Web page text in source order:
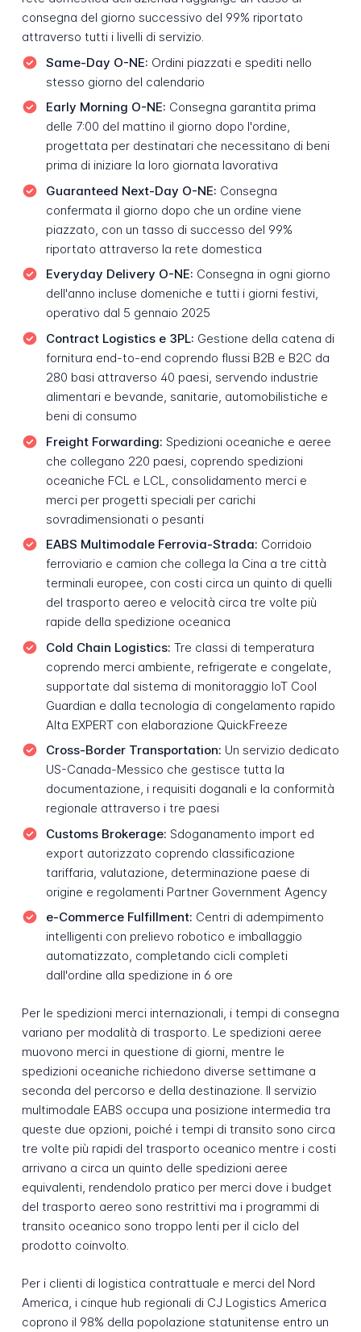
consegna del giorno successivo del 99% riportato
attraverso tutti i livelli di servizio.
Same-Day O-NE: Ordini piazzati e spediti nello
stesso giorno del calendario
Early Morning O-NE: Consegna garantita prima
delle 7:00 del mattino il giorno dopo l'ordine,
progettata per destinatari che necessitano di beni
prima di iniziare la loro giornata lavorativa
Guaranteed Next-Day O-NE: Consegna
confermata il giorno dopo che un ordine viene
piazzato, con un tasso di successo del 99%
riportato attraverso la rete domestica
Everyday Delivery O-NE: Consegna in ogni giorno
dell'anno incluse domeniche e tutti i giorni festivi,
operativo dal 5 gennaio 2025
Contract Logistics e 3PL: Gestione della catena di
fornitura end-to-end coprendo flussi B2B e B2C da
280 basi attraverso 40 paesi, servendo industrie
alimentari e bevande, sanitarie, automobilistiche e
beni di consumo
Freight Forwarding: Spedizioni oceaniche e aeree
che collegano 220 paesi, coprendo spedizioni
oceaniche FCL e LCL, consolidamento merci e
merci per progetti speciali per carichi
sovradimensionati o pesanti
EABS Multimodale Ferrovia-Strada: Corridoio
ferroviario e camion che collega la Cina a tre città
terminali europee, con costi circa un quinto di quelli
del trasporto aereo e velocità circa tre volte più
rapide della spedizione oceanica
Cold Chain Logistics: Tre classi di temperatura
coprendo merci ambiente, refrigerate e congelate,
supportate dal sistema di monitoraggio IoT Cool
Guardian e dalla tecnologia di congelamento rapido
Alta EXPERT con elaborazione QuickFreeze
Cross-Border Transportation: Un servizio dedicato
US-Canada-Messico che gestisce tutta la
documentazione, i requisiti doganali e la conformità
regionale attraverso i tre paesi
Customs Brokerage: Sdoganamento import ed
export autorizzato coprendo classificazione
tariffaria, valutazione, determinazione paese di
origine e regolamenti Partner Government Agency
e-Commerce Fulfillment: Centri di adempimento
intelligenti con prelievo robotico e imballaggio
automatizzato, completando cicli completi
dall'ordine alla spedizione in 6 ore
Per le spedizioni merci internazionali, i tempi di consegna
variano per modalità di trasporto. Le spedizioni aeree
muovono merci in questione di giorni, mentre le
spedizioni oceaniche richiedono diverse settimane a
seconda del percorso e della destinazione. Il servizio
multimodale EABS occupa una posizione intermedia tra
queste due opzioni, poiché i tempi di transito sono circa
tre volte più rapidi del trasporto oceanico mentre i costi
arrivano a circa un quinto delle spedizioni aeree
equivalenti, rendendolo pratico per merci dove i budget
del trasporto aereo sono restrittivi ma i programmi di
transito oceanico sono troppo lenti per il ciclo del
prodotto coinvolto.
Per i clienti di logistica contrattuale e merci del Nord
America, i cinque hub regionali di CJ Logistics America
coprono il 98% della popolazione statunitense entro un